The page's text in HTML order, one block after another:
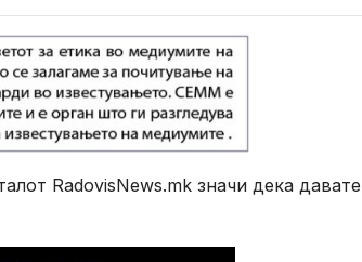
RadovisNews.mk значи дека давате